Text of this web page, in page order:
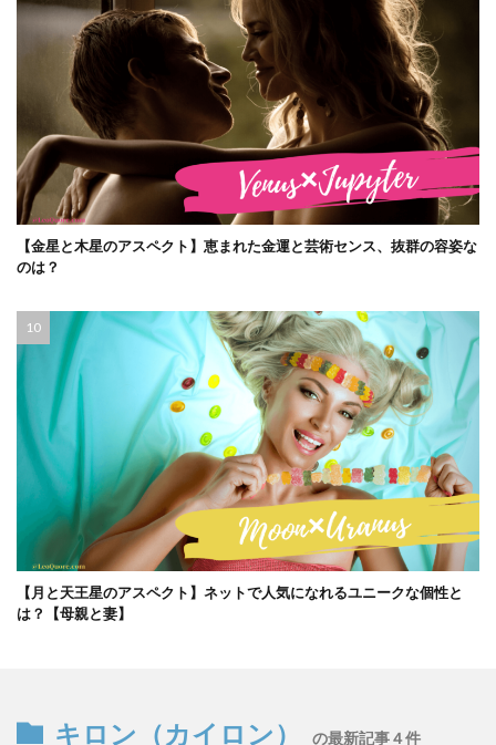
【金星と木星のアスペクト】恵まれた金運と芸術センス、抜群の容姿な
のは？
【月と天王星のアスペクト】ネットで人気になれるユニークな個性と
は？【母親と妻】
キロン（カイロン） の最新記事４件